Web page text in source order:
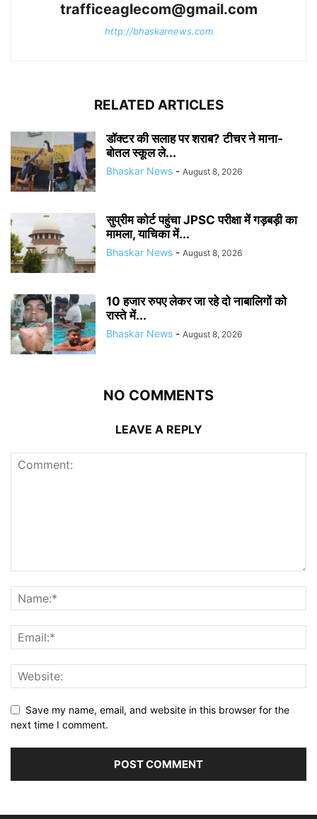
trafficeaglecom@gmail.com
http://bhaskarnews.com
RELATED ARTICLES
डॉक्टर की सलाह पर शराब? टीचर ने माना-
बोतल स्कूल ले...
Bhaskar News - August 8, 2026
सुप्रीम कोर्ट पहुंचा JPSC परीक्षा में गड़बड़ी का
मामला, याचिका में...
Bhaskar News - August 8, 2026
10 हजार रुपए लेकर जा रहे दो नाबालिगों को
रास्ते में...
Bhaskar News - August 8, 2026
NO COMMENTS
LEAVE A REPLY
Save my name, email, and website in this browser for the
next time I comment.